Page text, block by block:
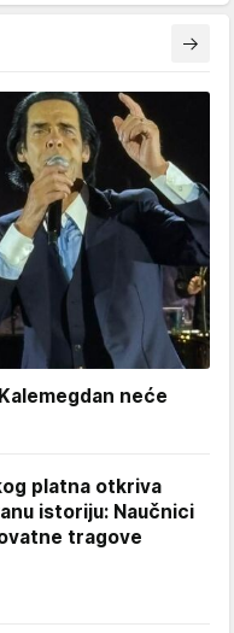
neće
platna otkriva
istoriju: Naučnici
tragove